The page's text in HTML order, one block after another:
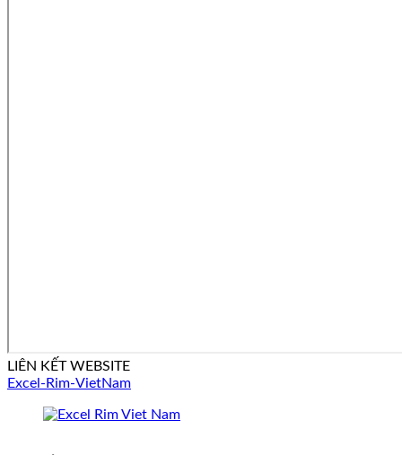
LIÊN KẾT WEBSITE
Excel-Rim-VietNam